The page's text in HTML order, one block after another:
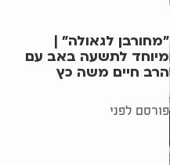
"מחורבן לגאולה" |
מיוחד לתשעה באב עם
הרב חיים משה כץ
פורסם לפני